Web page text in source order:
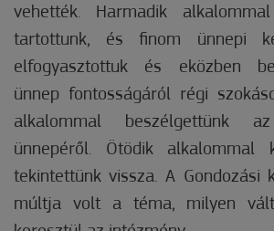
vehették. Harmadik
tartottunk, és finom ünnepi
elfogyasztottuk és eközben
ünnep fontosságáról régi
alkalommal beszélgettünk
ünnepéről. Ötödik
tekintettünk vissza. A Gondozási
múltja volt a téma, milyen